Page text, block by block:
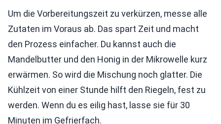
Um die Vorbereitungszeit zu verkürzen, messe alle
Zutaten im Voraus ab. Das spart Zeit und macht
den Prozess einfacher. Du kannst auch die
Mandelbutter und den Honig in der Mikrowelle kurz
erwärmen. So wird die Mischung noch glatter. Die
Kühlzeit von einer Stunde hilft den Riegeln, fest zu
werden. Wenn du es eilig hast, lasse sie für 30
Minuten im Gefrierfach.